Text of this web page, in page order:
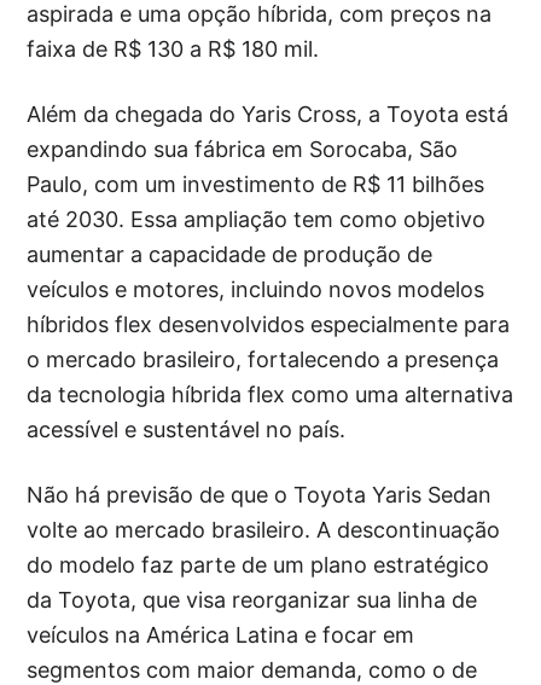
aspirada e uma opção híbrida, com preços na
faixa de R$ 130 a R$ 180 mil.
Além da chegada do Yaris Cross, a Toyota está
expandindo sua fábrica em Sorocaba, São
Paulo, com um investimento de R$ 11 bilhões
até 2030. Essa ampliação tem como objetivo
aumentar a capacidade de produção de
veículos e motores, incluindo novos modelos
híbridos flex desenvolvidos especialmente para
o mercado brasileiro, fortalecendo a presença
da tecnologia híbrida flex como uma alternativa
acessível e sustentável no país.
Não há previsão de que o Toyota Yaris Sedan
volte ao mercado brasileiro. A descontinuação
do modelo faz parte de um plano estratégico
da Toyota, que visa reorganizar sua linha de
veículos na América Latina e focar em
segmentos com maior demanda, como o de